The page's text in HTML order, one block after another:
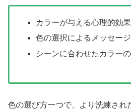
カラーが与える心理的効果
色の選択によるメッセージ
シーンに合わせたカラー
色の選び方一つで、より洗練され